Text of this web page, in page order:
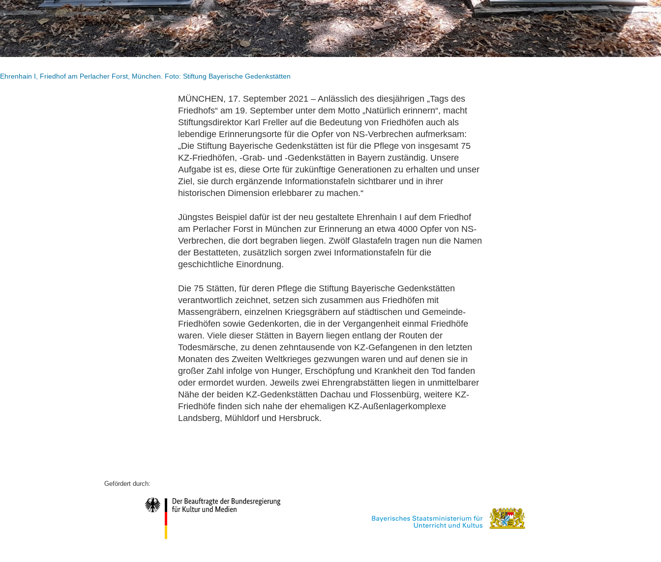
Ehrenhain I, Friedhof am Perlacher Forst, München. Foto: Stiftung Bayerische Gedenkstätten
MÜNCHEN, 17. September 2021 – Anlässlich des diesjährigen „Tags des
Friedhofs“ am 19. September unter dem Motto „Natürlich erinnern“, macht
Stiftungsdirektor Karl Freller auf die Bedeutung von Friedhöfen auch als
lebendige Erinnerungsorte für die Opfer von NS-Verbrechen aufmerksam:
„Die Stiftung Bayerische Gedenkstätten ist für die Pflege von insgesamt 75
KZ-Friedhöfen, -Grab- und -Gedenkstätten in Bayern zuständig. Unsere
Aufgabe ist es, diese Orte für zukünftige Generationen zu erhalten und unser
Ziel, sie durch ergänzende Informationstafeln sichtbarer und in ihrer
historischen Dimension erlebbarer zu machen.“
Jüngstes Beispiel dafür ist der neu gestaltete Ehrenhain I auf dem Friedhof
am Perlacher Forst in München zur Erinnerung an etwa 4000 Opfer von NS-
Verbrechen, die dort begraben liegen. Zwölf Glastafeln tragen nun die Namen
der Bestatteten, zusätzlich sorgen zwei Informationstafeln für die
geschichtliche Einordnung.
Die 75 Stätten, für deren Pflege die Stiftung Bayerische Gedenkstätten
verantwortlich zeichnet, setzen sich zusammen aus Friedhöfen mit
Massengräbern, einzelnen Kriegsgräbern auf städtischen und Gemeinde-
Friedhöfen sowie Gedenkorten, die in der Vergangenheit einmal Friedhöfe
waren. Viele dieser Stätten in Bayern liegen entlang der Routen der
Todesmärsche, zu denen zehntausende von KZ-Gefangenen in den letzten
Monaten des Zweiten Weltkrieges gezwungen waren und auf denen sie in
großer Zahl infolge von Hunger, Erschöpfung und Krankheit den Tod fanden
oder ermordet wurden. Jeweils zwei Ehrengrabstätten liegen in unmittelbarer
Nähe der beiden KZ-Gedenkstätten Dachau und Flossenbürg, weitere KZ-
Friedhöfe finden sich nahe der ehemaligen KZ-Außenlagerkomplexe
Landsberg, Mühldorf und Hersbruck.